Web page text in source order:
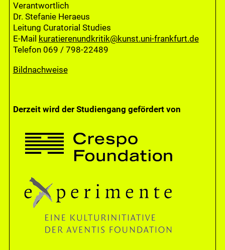
Verantwortlich
Dr. Stefanie Heraeus
Leitung Curatorial Studies
E-Mail kuratierenundkritik@kunst.uni-frankfurt.de
Telefon 069 / 798-22489
Bildnachweise
Derzeit wird der Studiengang gefördert von